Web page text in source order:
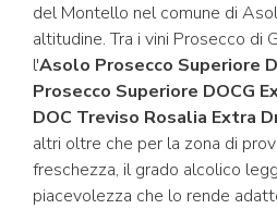
del Montello nel comune di
altitudine. Tra i vini Prosecco di
l'Asolo Prosecco Superiore
Prosecco Superiore DOCG
DOC Treviso Rosalia Extra
altri oltre che per la zona di
freschezza, il grado alcolico
piacevolezza che lo rende